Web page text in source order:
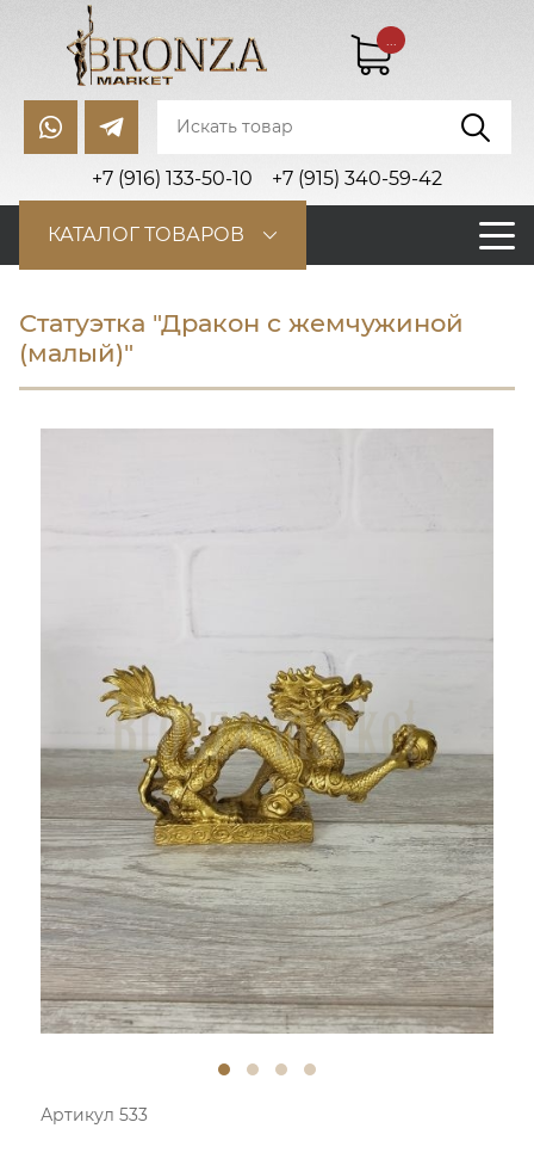
+7 (916) 133-50-10 +7 (915) 340-59-42
...
КАТАЛОГ ТОВАРОВ
Статуэтка "Дракон с жемчужиной
(малый)"
Артикул 533